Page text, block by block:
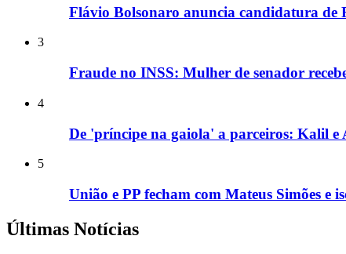
Flávio Bolsonaro anuncia candidatura de
3
Fraude no INSS: Mulher de senador
4
De 'príncipe na gaiola' a parceiros: Kalil e
5
União e PP fecham com Mateus Simões e
Últimas Notícias